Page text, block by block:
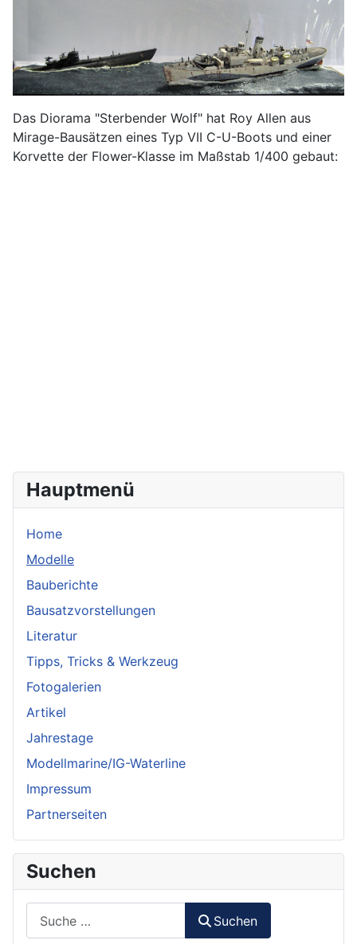
Hauptmenü
Home
Modelle
Bauberichte
Bausatzvorstellungen
Literatur
Tipps, Tricks & Werkzeug
Fotogalerien
Artikel
Jahrestage
Modellmarine/IG-Waterline
Impressum
Partnerseiten
Suchen
Suchen
Das Diorama "Sterbender Wolf" hat Roy Allen aus
Mirage-Bausätzen eines Typ VII C-U-Boots und einer
Korvette der Flower-Klasse im Maßstab 1/400 gebaut: